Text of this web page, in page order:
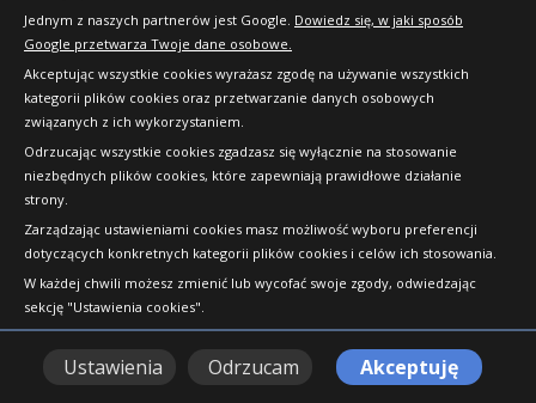
Jednym z naszych partnerów jest Google. Dowiedz się, w jaki sposób
Google przetwarza Twoje dane osobowe.
Akceptując wszystkie cookies wyrażasz zgodę na używanie wszystkich
kategorii plików cookies oraz przetwarzanie danych osobowych
związanych z ich wykorzystaniem.
Odrzucając wszystkie cookies zgadzasz się wyłącznie na stosowanie
niezbędnych plików cookies, które zapewniają prawidłowe działanie
strony.
Zarządzając ustawieniami cookies masz możliwość wyboru preferencji
dotyczących konkretnych kategorii plików cookies i celów ich stosowania.
W każdej chwili możesz zmienić lub wycofać swoje zgody, odwiedzając
sekcję "Ustawienia cookies".
Ustawienia Odrzucam Akceptuję
Konkursy i promocje
Raty
FAQ
OFICJALNY PARTNER